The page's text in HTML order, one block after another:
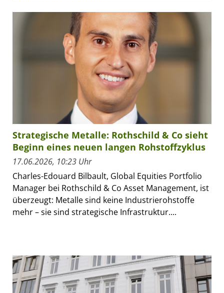
Strategische Metalle: Rothschild & Co sieht
Beginn eines neuen langen Rohstoffzyklus
17.06.2026, 10:23 Uhr
Charles-Edouard Bilbault, Global Equities Portfolio
Manager bei Rothschild & Co Asset Management, ist
überzeugt: Metalle sind keine Industrierohstoffe
mehr – sie sind strategische Infrastruktur....